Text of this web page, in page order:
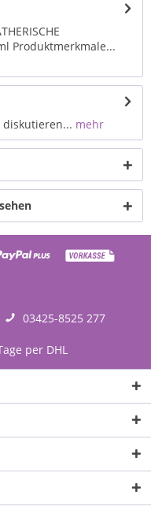
Produktmerkmale...
mehr
03425-8525 277
per DHL